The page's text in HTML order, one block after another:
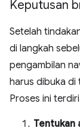
Keputusan
Setelah
di langkah
pengambilan
harus dibuka di
Proses ini
Tentukan